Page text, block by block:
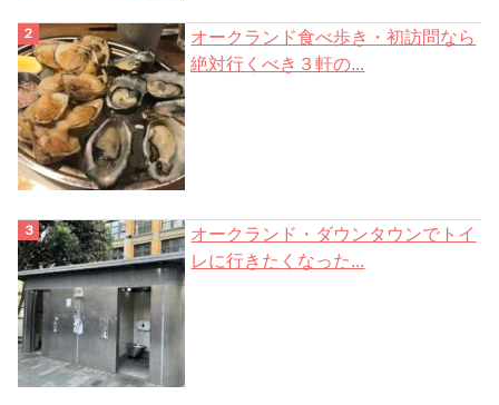
オークランド食べ歩き・初訪問なら
絶対行くべき３軒の...
オークランド・ダウンタウンでトイ
レに行きたくなった...